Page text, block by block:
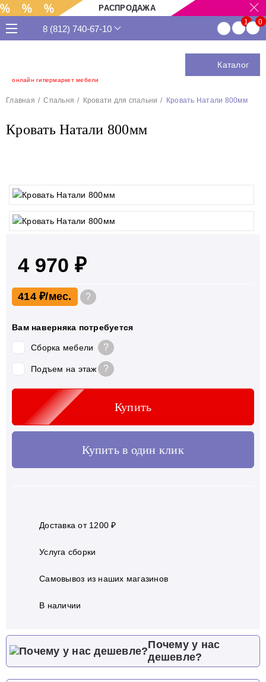
РАСПРОДАЖА
онлайн гипермаркет мебели
8 (812) 740-67-10
Каталог
Главная Спальня Кровати для спальни Кровать Натали 800мм
Кровать Натали 800мм
4 970 ₽
414 ₽ ?
Вам наверняка потребуется
Сборка мебели ?
Подъем на этаж ?
Купить
Купить в один клик
Доставка от 1200 ₽
Услуга сборки
Самовывоз из наших магазинов
В наличии
Почему у нас
дешевле?